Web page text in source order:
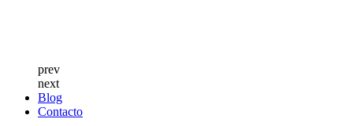
prev
next
Blog
Contacto